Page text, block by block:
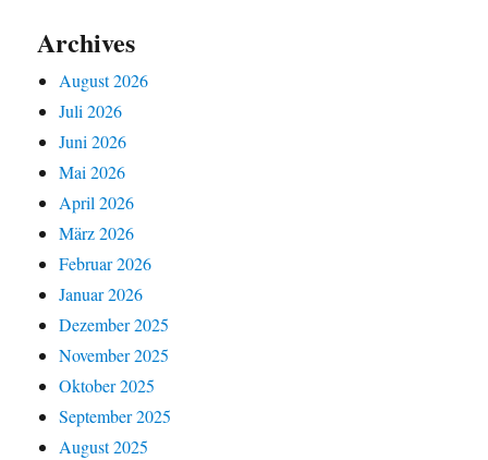
Archives
August 2026
Juli 2026
Juni 2026
Mai 2026
April 2026
März 2026
Februar 2026
Januar 2026
Dezember 2025
November 2025
Oktober 2025
September 2025
August 2025